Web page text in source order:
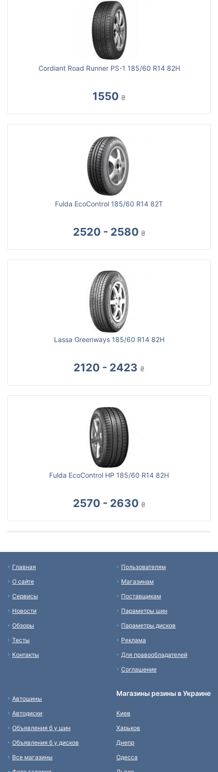
Cordiant Road Runner PS-1 185/60 R14 82H
1550 ₴
Fulda EcoControl 185/60 R14 82T
2520 - 2580 ₴
Lassa Greenways 185/60 R14 82H
2120 - 2423 ₴
Fulda EcoControl HP 185/60 R14 82H
2570 - 2630 ₴
Главная
О сайте
Сервисы
Новости
Обзоры
Тесты
Контакты
Пользователям
Магазинам
Поставщикам
Параметры шин
Параметры дисков
Реклама
Для правообладателей
Соглашение
Автошины
Автодиски
Объявления б у шин
Объявления б у дисков
Все магазины
Магазины резины в Украине
Киев
Харьков
Днепр
Одесса